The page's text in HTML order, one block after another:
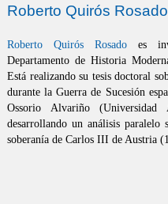
Roberto Quirós Rosado
Roberto Quirós Rosadoes
Departamento de Historia
Está realizando su tesis doctoral
durante la Guerra de Sucesión
Ossorio Alvariño
desarrollando un análisis paralelo
soberanía de Carlos III de Austria